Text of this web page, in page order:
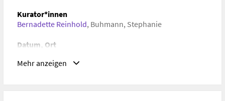
Kurator*innen
Bernadette Reinhold, Buhmann, Stephanie
Datum, Ort
Cultural Forum New York)
Mehr anzeigen